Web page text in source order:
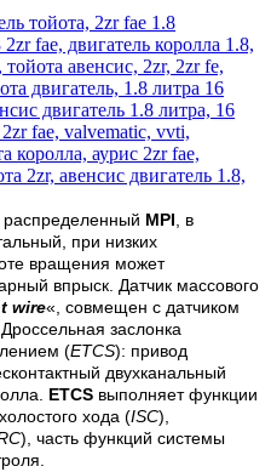
распределенный MPI , в
при низких
вращения может
впрыск. Датчик массового
wire«, совмещен с датчиком
заслонка
(ETCS): привод
двухканальный
ETCS выполняет функции
хода (ISC),
), часть функций системы